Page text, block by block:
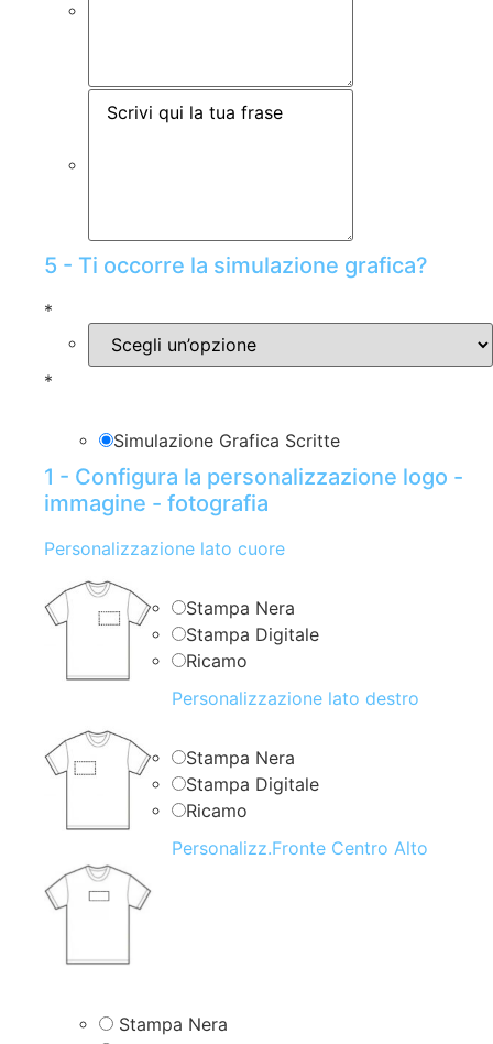
5 - Ti occorre la simulazione grafica?
*
*
Simulazione Grafica Scritte
1 - Configura la personalizzazione logo -
immagine - fotografia
Personalizzazione lato cuore
Stampa Nera
Stampa Digitale
Ricamo
Personalizzazione lato destro
Stampa Nera
Stampa Digitale
Ricamo
Personalizz.Fronte Centro Alto
Stampa Nera